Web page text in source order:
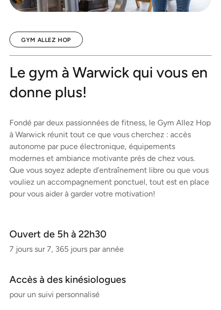
GYM ALLEZ HOP
Le gym à Warwick qui vous en
donne plus!
Fondé par deux passionnées de fitness, le Gym Allez Hop
à Warwick réunit tout ce que vous cherchez : accès
autonome par puce électronique, équipements
modernes et ambiance motivante près de chez vous.
Que vous soyez adepte d’entraînement libre ou que vous
vouliez un accompagnement ponctuel, tout est en place
pour vous aider à garder votre motivation!
Ouvert de 5h à 22h30
7 jours sur 7, 365 jours par année
Accès à des kinésiologues
pour un suivi personnalisé